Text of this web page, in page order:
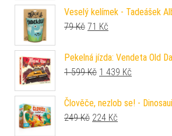
Veselý kelímek - Tadeášek
79Kč Původní cena byla: 79
71 Kč
Pekelná jízda: Vendeta Old
1 599Kč Původní cena byla:
1 439 Kč
Člověče, nezlob se! -
249Kč Původní cena byla:
224 Kč